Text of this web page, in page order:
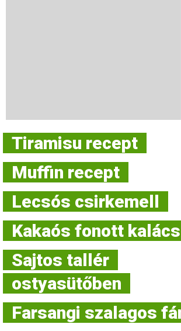
Tiramisu recept
Muffin recept
Lecsós csirkemell
Kakaós fonott kalács
Sajtos tallér
ostyasütőben
Farsangi szalagos